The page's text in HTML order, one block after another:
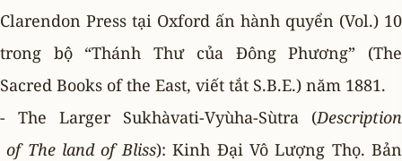
Clarendon Press tại Oxford ấn hành quyển (Vol.) 10
trong bộ “Thánh Thư của Ðông Phương” (The
Sacred Books of the East, viết tắt S.B.E.) năm 1881.
- The Larger Sukhàvati-Vyùha-Sùtra (Description
of The land of Bliss): Kinh Ðại Vô Lượng Thọ. Bản